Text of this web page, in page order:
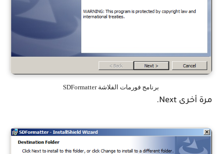
برنامج فورمات الفلاشة SDFormatter
مرة أخرى Next.